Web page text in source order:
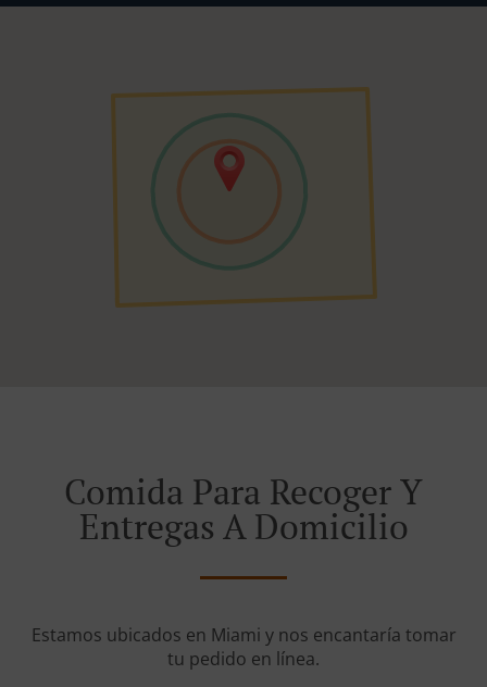
Comida Para Recoger Y
Entregas A Domicilio
Estamos ubicados en Miami y nos encantaría tomar
tu pedido en línea.